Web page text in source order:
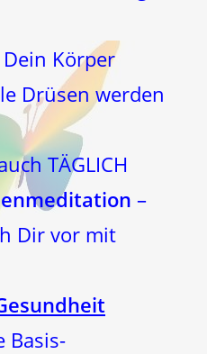
Körper
Drüsen werden
TÄGLICH
–
Dir vor mit
Basis-